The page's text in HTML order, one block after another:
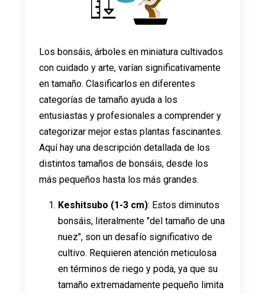
Los bonsáis, árboles en miniatura cultivados
con cuidado y arte, varían significativamente
en tamaño. Clasificarlos en diferentes
categorías de tamaño ayuda a los
entusiastas y profesionales a comprender y
categorizar mejor estas plantas fascinantes.
Aquí hay una descripción detallada de los
distintos tamaños de bonsáis, desde los
más pequeños hasta los más grandes.
Keshitsubo (1-3 cm): Estos diminutos
bonsáis, literalmente "del tamaño de una
nuez", son un desafío significativo de
cultivo. Requieren atención meticulosa
en términos de riego y poda, ya que su
tamaño extremadamente pequeño limita